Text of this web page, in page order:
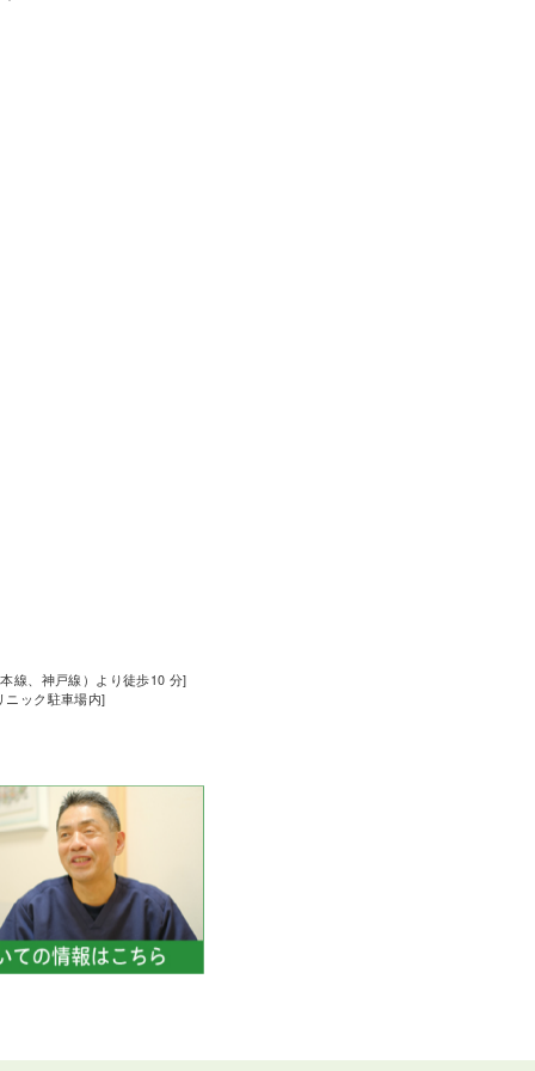
線、神戸線）より徒歩10 分]
ニック駐車場内]